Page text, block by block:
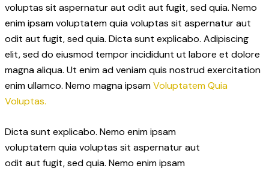
voluptas sit aspernatur aut odit aut fugit, sed quia. Nemo
enim ipsam voluptatem quia voluptas sit aspernatur aut
odit aut fugit, sed quia. Dicta sunt explicabo. Adipiscing
elit, sed do eiusmod tempor incididunt ut labore et dolore
magna aliqua. Ut enim ad veniam quis nostrud exercitation
enim ullamco. Nemo magna ipsamVoluptatem Quia
Voluptas.
Dicta sunt explicabo. Nemo enim ipsam
voluptatem quia voluptas sit aspernatur aut
odit aut fugit, sed quia. Nemo enim ipsam